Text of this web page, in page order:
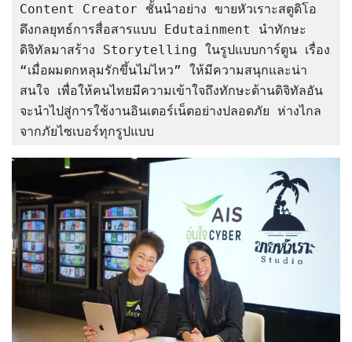
Content Creator ชั้นนำอย่าง ขายหัวเราะสตูดิโอ
ดึงกลยุทธ์การสื่อสารแบบ Edutainment นำทักษะ
ดิจิทัลมาสร้าง Storytelling ในรูปแบบการ์ตูน เรื่อง
“เมื่อผมตกหลุมรักขึ้นไม่ไหว” ให้มีความสนุกและน่า
สนใจ เพื่อให้คนไทยมีความเข้าใจถึงทักษะด้านดิจิทัลอัน
จะนำไปสู่การใช้งานอินเตอร์เน็ตอย่างปลอดภัย ห่างไกล
จากภัยไซเบอร์ทุกรูปแบบ